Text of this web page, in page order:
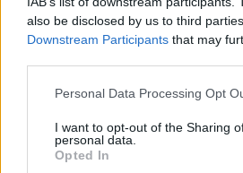
also be disclosed by us to third
Downstream Participants that may
Please note that this website/app
not limited to your visit or usage
grant or deny consent to Google and
use your data for below specified
Personal Data Processing Opt
I want to opt-out of the Sharing
personal data.
Opted In